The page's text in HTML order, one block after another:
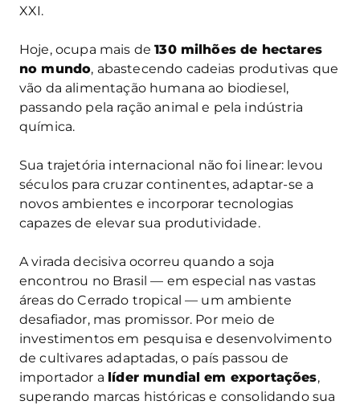
XXI.
Hoje, ocupa mais de130 milhões de hectares
no mundo, abastecendo cadeias produtivas que
vão da alimentação humana ao biodiesel,
passando pela ração animal e pela indústria
química.
Sua trajetória internacional não foi linear: levou
séculos para cruzar continentes, adaptar-se a
novos ambientes e incorporar tecnologias
capazes de elevar sua produtividade.
A virada decisiva ocorreu quando a soja
encontrou no Brasil — em especial nas vastas
áreas do Cerrado tropical — um ambiente
desafiador, mas promissor. Por meio de
investimentos em pesquisa e desenvolvimento
de cultivares adaptadas, o país passou de
importador a líder mundial em exportações,
superando marcas históricas e consolidando sua